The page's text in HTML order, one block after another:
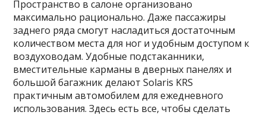
Пространство в салоне организовано
максимально рационально. Даже пассажиры
заднего ряда смогут насладиться достаточным
количеством места для ног и удобным доступом к
воздуховодам. Удобные подстаканники,
вместительные карманы в дверных панелях и
большой багажник делают Solaris KRS
практичным автомобилем для ежедневного
использования. Здесь есть все, чтобы сделать